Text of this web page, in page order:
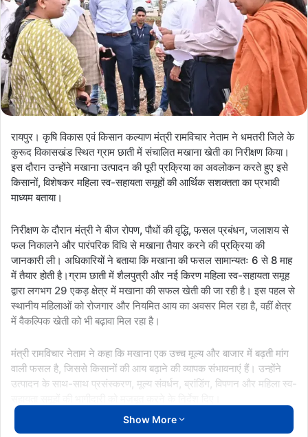
रायपुर। कृषि विकास एवं किसान कल्याण मंत्री रामविचार नेताम ने धमतरी जिले के
कुरूद विकासखंड स्थित ग्राम छाती में संचालित मखाना खेती का निरीक्षण किया।
इस दौरान उन्होंने मखाना उत्पादन की पूरी प्रक्रिया का अवलोकन करते हुए इसे
किसानों, विशेषकर महिला स्व-सहायता समूहों की आर्थिक सशक्तता का प्रभावी
माध्यम बताया।
निरीक्षण के दौरान मंत्री ने बीज रोपण, पौधों की वृद्धि, फसल प्रबंधन, जलाशय से
फल निकालने और पारंपरिक विधि से मखाना तैयार करने की प्रक्रिया की
जानकारी ली। अधिकारियों ने बताया कि मखाना की फसल सामान्यतः 6 से 8 माह
में तैयार होती है।ग्राम छाती में शैलपुत्री और नई किरण महिला स्व-सहायता समूह
द्वारा लगभग 29 एकड़ क्षेत्र में मखाना की सफल खेती की जा रही है। इस पहल से
स्थानीय महिलाओं को रोजगार और नियमित आय का अवसर मिल रहा है, वहीं क्षेत्र
में वैकल्पिक खेती को भी बढ़ावा मिल रहा है।
मंत्री रामविचार नेताम ने कहा कि मखाना एक उच्च मूल्य और बाजार में बढ़ती मांग
वाली फसल है, जिससे किसानों की आय बढ़ाने की व्यापक संभावनाएं हैं। उन्होंने
उत्पादन के साथ-साथ प्रसंस्करण, मूल्य संवर्धन, ब्रांडिंग, विपणन और महिला स्व-
कलेक्टर अबिनाश मिश्रा ने बताया कि धमतरी जिले में वर्तमान में करीब 80
Show More